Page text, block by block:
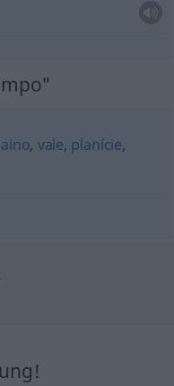
, vale, planície,